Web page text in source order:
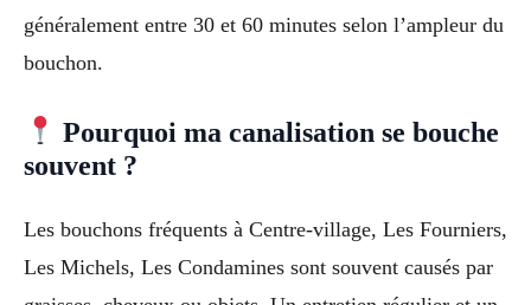
généralement entre 30 et 60 minutes selon l’ampleur du
bouchon.
Pourquoi ma canalisation se bouche
souvent ?
Les bouchons fréquents à Centre-village, Les Fourniers,
Les Michels, Les Condamines sont souvent causés par